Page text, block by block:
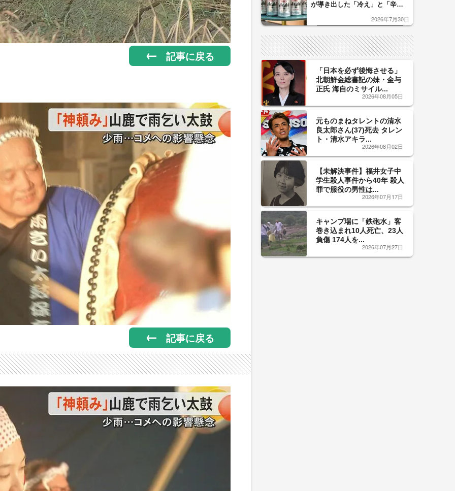
記事に戻る
記事に戻る
が導き出した「冷え」と「辛
した「辛口カーブ」が飲み頃の
2026年7月30日
「日本を必ず後悔させる」
北朝鮮金総書記の妹・金与
正氏 海自のミサイル...
2026年08月05日
元ものまねタレントの清水
良太郎さん(37)死去 タレン
ト・清水アキラ...
2026年08月02日
【未解決事件】福井女子中
学生殺人事件から40年 殺人
罪で服役の男性は...
2026年07月17日
キャンプ場に「鉄砲水」客
巻き込まれ10人死亡、23人
負傷 174人を...
2026年07月27日